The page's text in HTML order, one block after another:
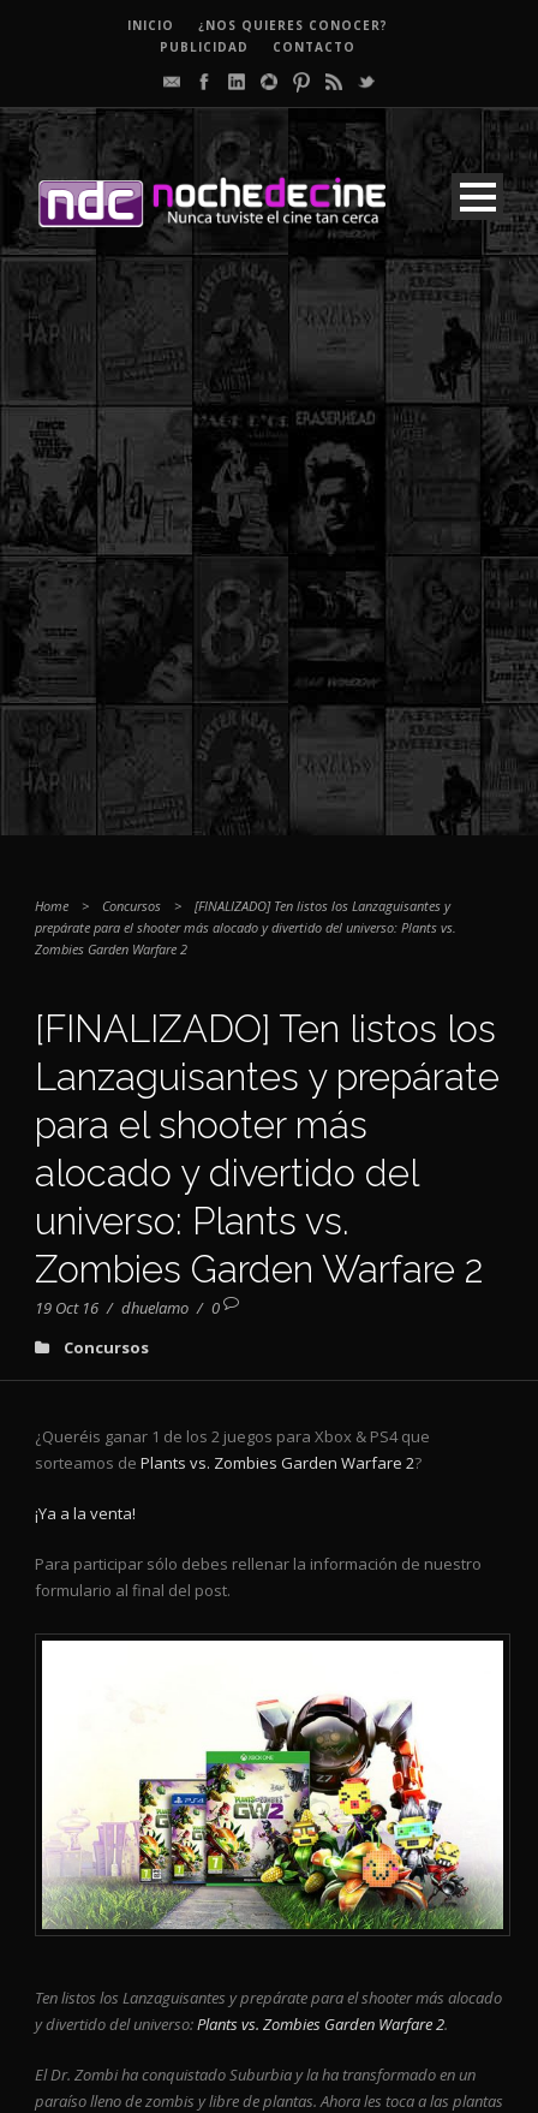
INICIO
¿NOS QUIERES CONOCER?
PUBLICIDAD
CONTACTO
Home > Concursos >
[FINALIZADO] Ten listos los Lanzaguisantes y
prepárate para el shooter más alocado y divertido del universo: Plants vs.
Zombies Garden Warfare 2
[FINALIZADO] Ten listos los
Lanzaguisantes y prepárate
para el shooter más
alocado y divertido del
universo: Plants vs.
Zombies Garden Warfare 2
19 Oct 16 / dhuelamo / 0
Concursos
¿Queréis ganar 1 de los 2 juegos para Xbox & PS4 que
sorteamos de Plants vs. Zombies Garden Warfare 2?
¡Ya a la venta!
Para participar sólo debes rellenar la información de nuestro
formulario al final del post.
Ten listos los Lanzaguisantes y prepárate para el shooter más alocado
y divertido del universo:Plants vs. Zombies Garden Warfare 2.
El Dr. Zombi ha conquistado Suburbia y la ha transformado en un
paraíso lleno de zombis y libre de plantas. Ahora les toca a las plantas